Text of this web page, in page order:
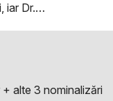
iar Dr.…
alte 3 nominalizări